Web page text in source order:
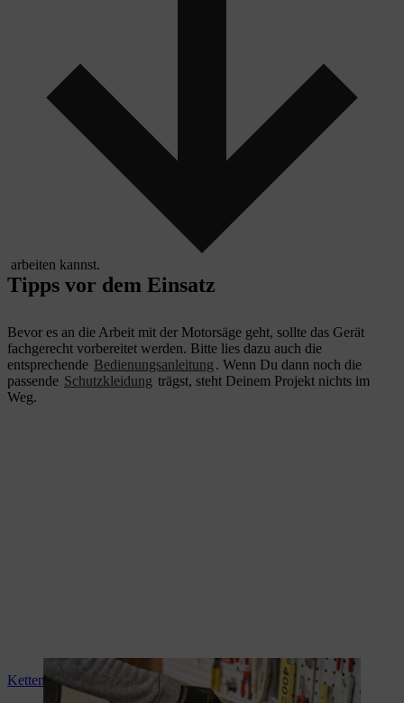
arbeiten kannst.
Tipps vor dem Einsatz
Bevor es an die Arbeit mit der Motorsäge geht, sollte das Gerät
fachgerecht vorbereitet werden. Bitte lies dazu auch die
entsprechende Bedienungsanleitung . Wenn Du dann noch die
passende Schutzkleidung trägst, steht Deinem Projekt nichts im
Weg.
Kettensäge montieren